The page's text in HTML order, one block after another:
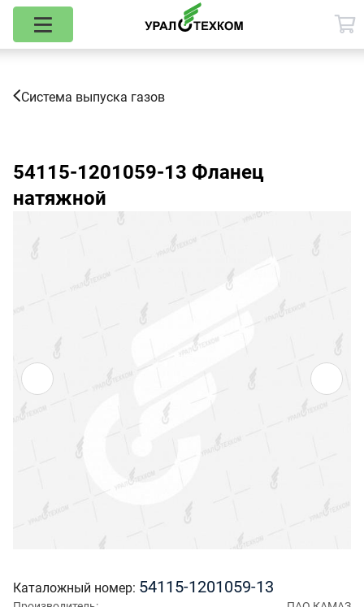
Система выпуска газов
54115-1201059-13 Фланец
натяжной
Каталожный номер 54115-1201059-13